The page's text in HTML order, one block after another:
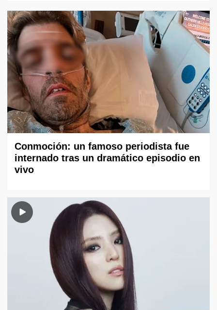
Conmoción: un famoso periodista fue
internado tras un dramático episodio en
vivo